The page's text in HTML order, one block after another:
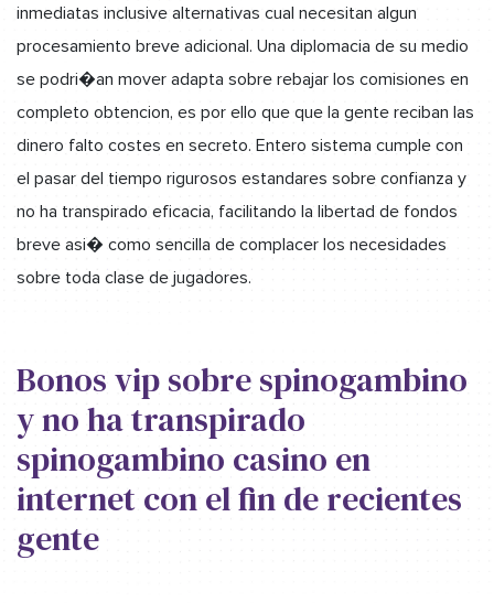
inmediatas inclusive alternativas cual necesitan algun
procesamiento breve adicional. Una diplomacia de su medio
se podri�an mover adapta sobre rebajar los comisiones en
completo obtencion, es por ello que que la gente reciban las
dinero falto costes en secreto. Entero sistema cumple con
el pasar del tiempo rigurosos estandares sobre confianza y
no ha transpirado eficacia, facilitando la libertad de fondos
breve asi� como sencilla de complacer los necesidades
sobre toda clase de jugadores.
Bonos vip sobre spinogambino
y no ha transpirado
spinogambino casino en
internet con el fin de recientes
gente